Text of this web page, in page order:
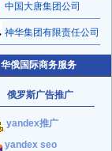
中国大唐集团公司
神华集团有限责任公司
华俄国际商务服务
俄罗斯广告推广
yandex推广
yandex seo